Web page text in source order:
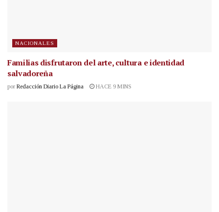
NACIONALES
Familias disfrutaron del arte, cultura e identidad
salvadoreña
por Redacción Diario La Página HACE 9 MINS